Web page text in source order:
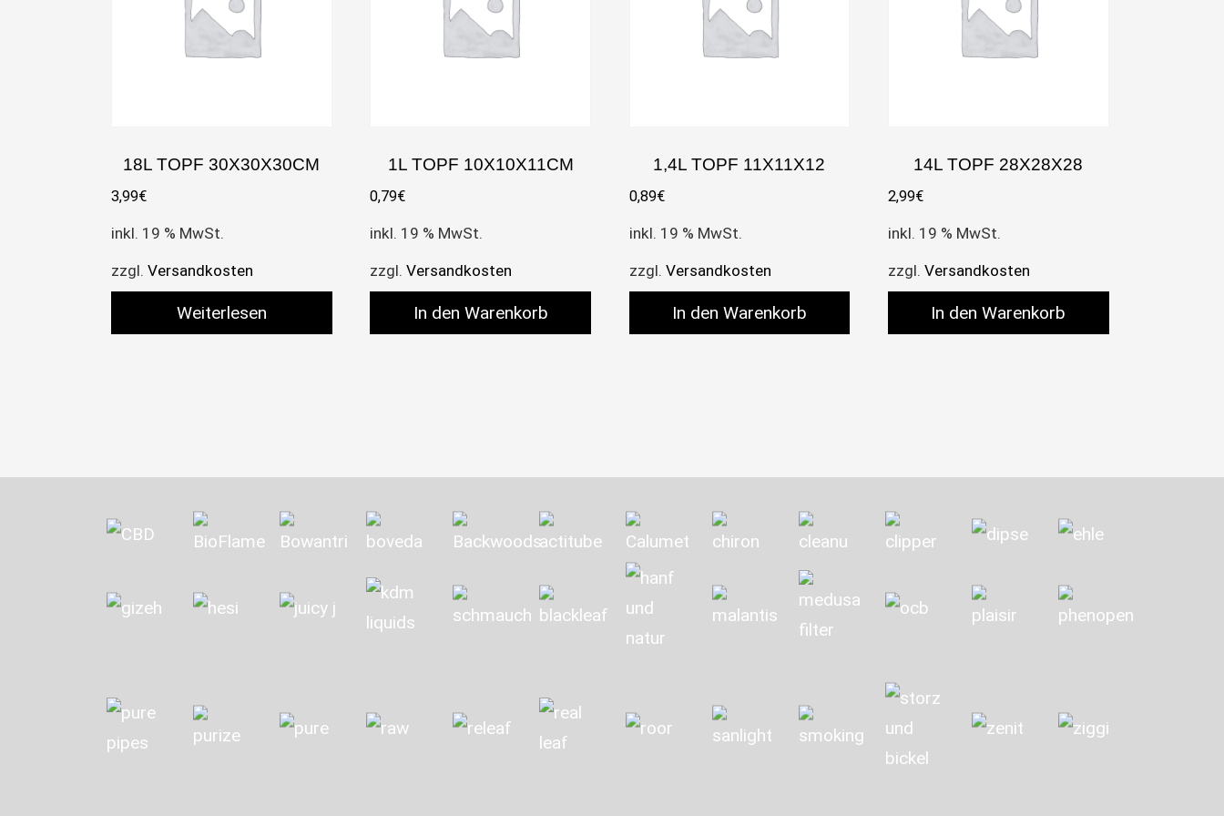
18L TOPF 30X30X30CM
3,99€
inkl. 19 % MwSt.
zzgl. Versandkosten
Weiterlesen
1L TOPF 10X10X11CM
0,79€
inkl. 19 % MwSt.
zzgl.Versandkosten
In den Warenkorb
1,4L TOPF 11X11X12
0,89€
inkl. 19 % MwSt.
zzgl. Versandkosten
In den Warenkorb
14L TOPF 28X28X28
2,99€
inkl. 19 % MwSt.
zzgl.Versandkosten
In den Warenkorb